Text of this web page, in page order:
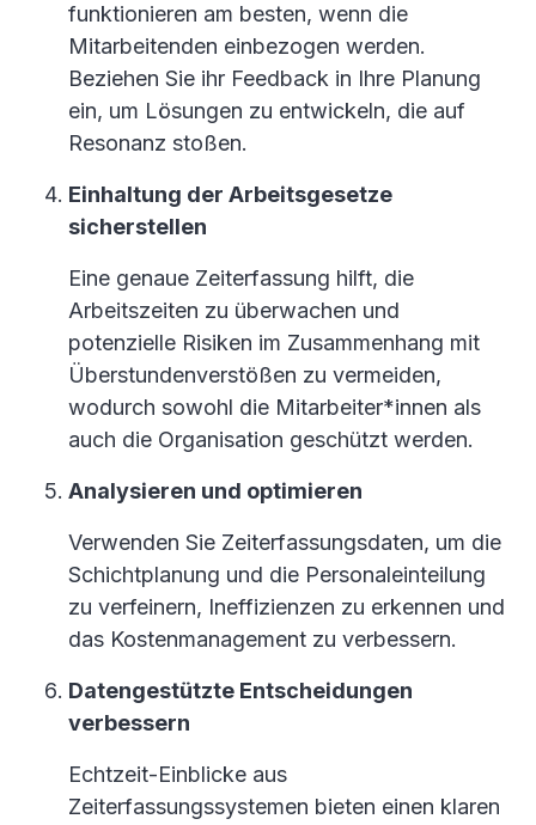
funktionieren am besten, wenn die
Mitarbeitenden einbezogen werden.
Beziehen Sie ihr Feedback in Ihre Planung
ein, um Lösungen zu entwickeln, die auf
Resonanz stoßen.
Einhaltung der Arbeitsgesetze
sicherstellen
Eine genaue Zeiterfassung hilft, die
Arbeitszeiten zu überwachen und
potenzielle Risiken im Zusammenhang mit
Überstundenverstößen zu vermeiden,
wodurch sowohl die Mitarbeiter*innen als
auch die Organisation geschützt werden.
Analysieren und optimieren
Verwenden Sie Zeiterfassungsdaten, um die
Schichtplanung und die Personaleinteilung
zu verfeinern, Ineffizienzen zu erkennen und
das Kostenmanagement zu verbessern.
Datengestützte Entscheidungen
verbessern
Echtzeit-Einblicke aus
Zeiterfassungssystemen bieten einen klaren